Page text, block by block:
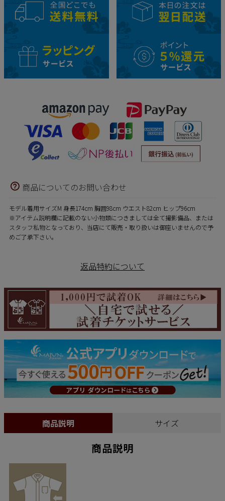
商品についてのお問い合わせ
モデル着用サイズM 身長174cm 胸囲98cm ウエスト82cm ヒップ96cm
※アイテム説明欄に記載のない小物類につきましては全て撮影備品、または
スタッフ私物となっており、当店にて販売・取り扱いは御座いませんので予
めご了承下さい。
返品特約について
商品説明 サイズ
商品説明